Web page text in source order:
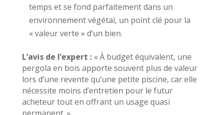
temps et se fond parfaitement dans un
environnement végétal, un point clé pour la
« valeur verte » d’un bien.
L’avis de l’expert :« À budget équivalent, une
pergola en bois apporte souvent plus de valeur
lors d’une revente qu’une petite piscine, car elle
nécessite moins d’entretien pour le futur
acheteur tout en offrant un usage quasi